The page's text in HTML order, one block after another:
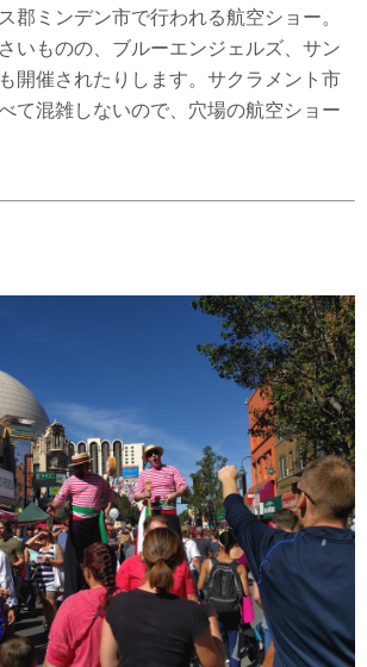
郡ミンデン市で行われる航空ショー。
いものの、ブルーエンジェルズ、サン
開催されたりします。サクラメント市
て混雑しないので、穴場の航空ショー